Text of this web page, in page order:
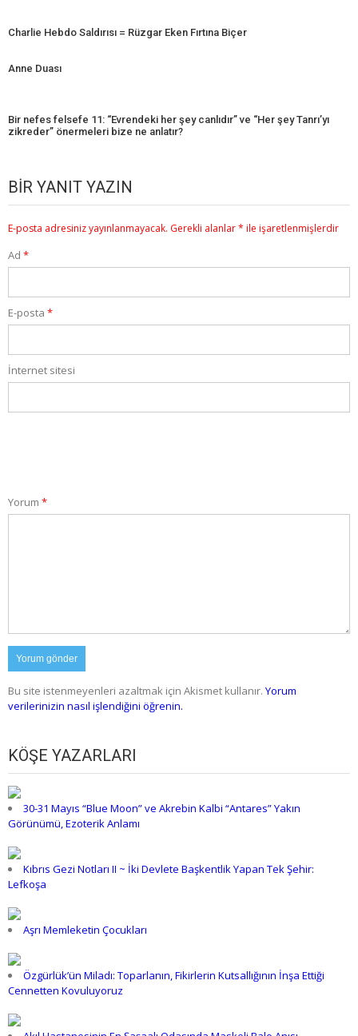
Charlie Hebdo Saldırısı = Rüzgar Eken Fırtına Biçer
Anne Duası
Bir nefes felsefe 11: “Evrendeki her şey canlıdır” ve “Her şey Tanrı’yı
zikreder” önermeleri bize ne anlatır?
BIR YANIT YAZIN
E-posta adresiniz yayınlanmayacak. Gerekli alanlar* ile işaretlenmişlerdir
Ad *
E-posta *
İnternet sitesi
Yorum *
Bu site istenmeyenleri azaltmak için Akismet kullanır. Yorum
verilerinizin nasıl işlendiğini öğrenin.
KÖŞE YAZARLARI
30-31 Mayıs “Blue Moon” ve Akrebin Kalbi “Antares” Yakın
Görünümü, Ezoterik Anlamı
Kıbrıs Gezi Notları II ~ İki Devlete Başkentlik Yapan Tek Şehir:
Lefkoşa
Aşrı Memleketin Çocukları
Özgürlük’ün Miladı: Toparlanın, Fikirlerin Kutsallığının İnşa Ettiği
Cennetten Kovuluyoruz